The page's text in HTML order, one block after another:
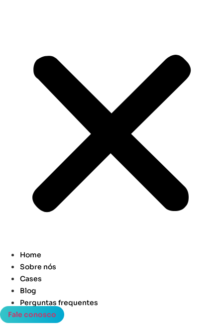
Home
Sobre nós
Cases
Blog
Perguntas frequentes
Fale conosco